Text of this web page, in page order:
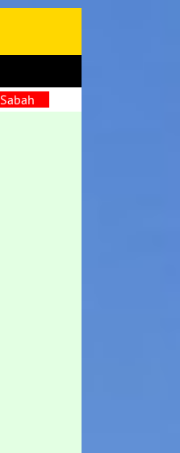
Sabah